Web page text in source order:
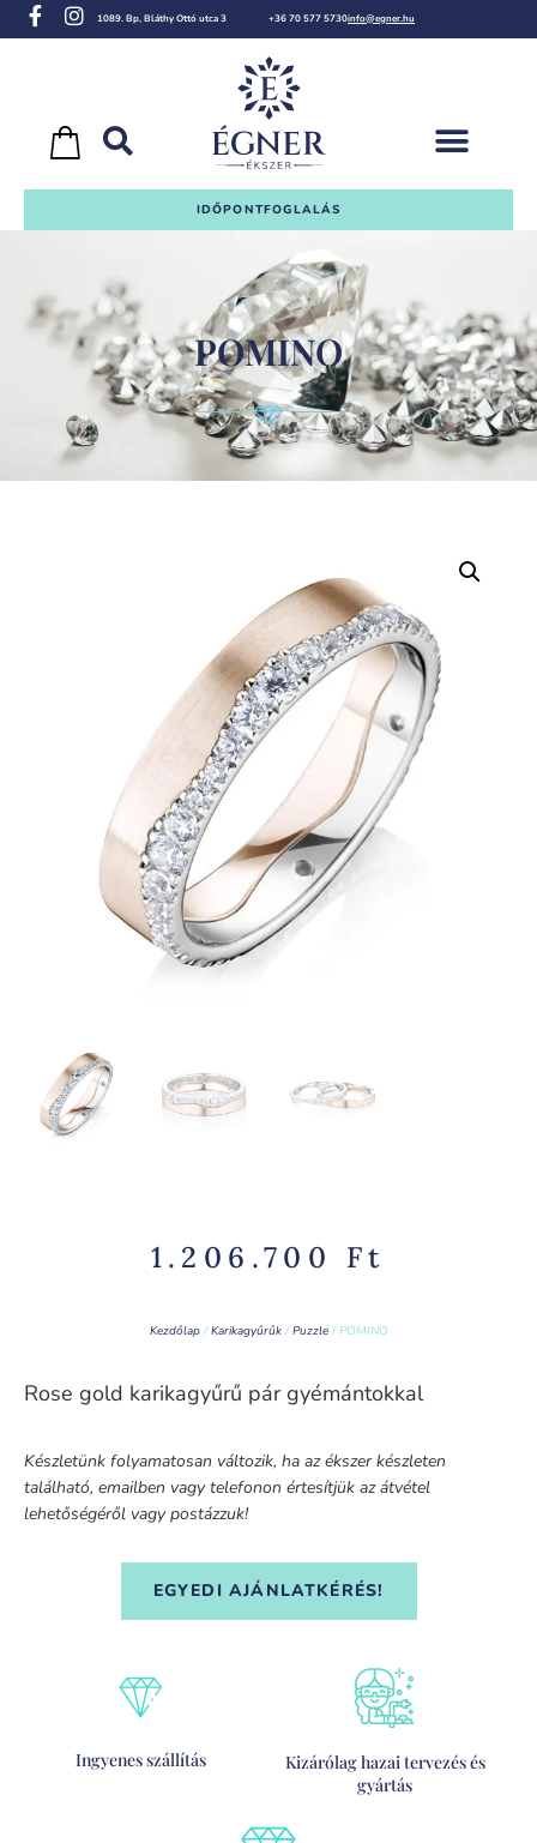
1089. Bp, Bláthy Ottó utca 3 +36 70 577 5730info@egner.hu
IDŐPONTFOGLALÁS
POMINO
1.206.700 Ft
Kezdőlap/Karikagyűrűk/Puzzle/ POMINO
Rose gold karikagyűrű pár gyémántokkal
Készletünk folyamatosan változik, ha az ékszer készleten
található, emailben vagy telefonon értesítjük az átvétel
lehetőségéről vagy postázzuk!
EGYEDI AJÁNLATKÉRÉS!
Ingyenes szállítás
Kizárólag hazai tervezés és
gyártás